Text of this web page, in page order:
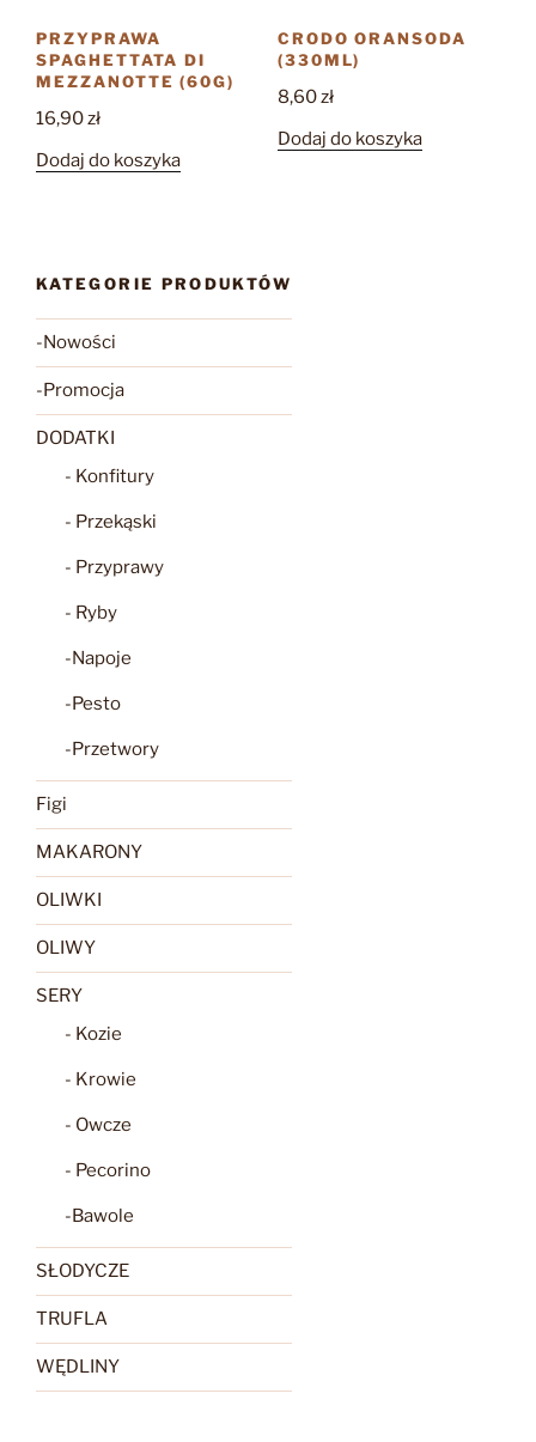
PRZYPRAWA
SPAGHETTATA DI
MEZZANOTTE (60G)
16,90zł
Dodaj do koszyka
CRODO ORANSODA
(330ML)
8,60zł
Dodaj do koszyka
KATEGORIE PRODUKTÓW
-Nowości
-Promocja
DODATKI
- Konfitury
- Przekąski
- Przyprawy
- Ryby
-Napoje
-Pesto
-Przetwory
Figi
MAKARONY
OLIWKI
OLIWY
SERY
- Kozie
- Krowie
- Owcze
- Pecorino
-Bawole
SŁODYCZE
TRUFLA
WĘDLINY